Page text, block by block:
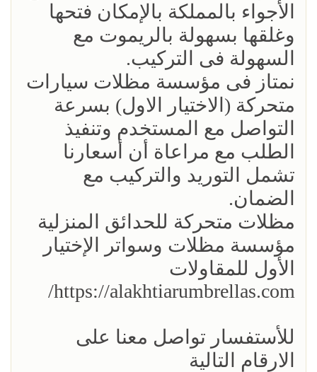
الأجواء بالمملكة بالإمكان فتحها
وغلقها بسهولة بالريموت مع
السهولة فى التركيب.
نمتاز فى مؤسسة مظلات سيارات
متحركة (الاختيار الاول) بسرعة
التواصل مع المستخدم وتنفيذ
الطلب مع مراعاة أن أسعارنا
تشمل التوريد والتركيب مع
الضمان.
مظلات متحركة للحدائق المنزلية
مؤسسة مظلات وسواتر الإختيار
الأول للمقاولات
https://alakhtiarumbrellas.com/
للأستفسار تواصل معنا على
الارقام التالية